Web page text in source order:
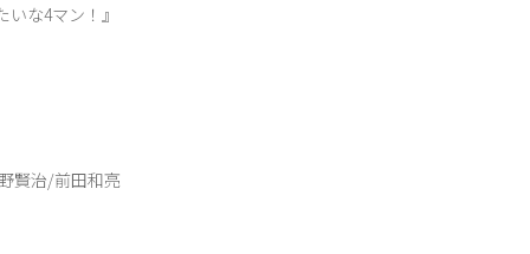
な4マン！』
賢治/前田和亮